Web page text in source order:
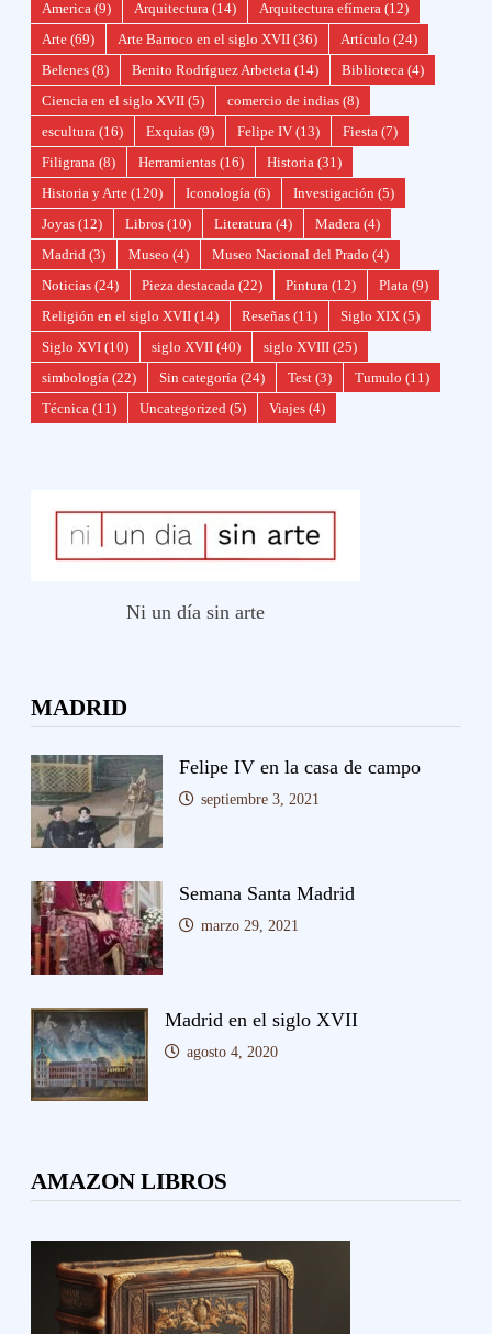
America (9) Arquitectura (14) Arquitectura efímera (12)
Arte (69) Arte Barroco en el siglo XVII (36) Artículo (24)
Belenes (8) Benito Rodríguez Arbeteta (14) Biblioteca (4)
Ciencia en el siglo XVII (5) comercio de indias (8)
escultura (16) Exquias (9) Felipe IV (13) Fiesta (7)
Filigrana (8) Herramientas (16) Historia (31)
Historia y Arte (120) Iconología (6) Investigación (5)
Joyas (12) Libros (10) Literatura (4) Madera (4)
Madrid (3) Museo (4) Museo Nacional del Prado (4)
Noticias (24) Pieza destacada (22) Pintura (12) Plata (9)
Religión en el siglo XVII (14) Reseñas (11) Siglo XIX (5)
Siglo XVI (10) siglo XVII (40) siglo XVIII (25)
simbología (22) Sin categoría (24) Test (3) Tumulo (11)
Técnica (11) Uncategorized (5) Viajes (4)
Ni un día sin arte
MADRID
Felipe IV en la casa de campo
septiembre 3, 2021
Semana Santa Madrid
marzo 29, 2021
Madrid en el siglo XVII
agosto 4, 2020
AMAZON LIBROS